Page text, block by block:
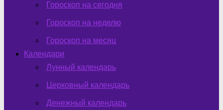
Гороскоп на сегодня
Гороскоп на неделю
Гороскоп на месяц
Календари
Лунный календарь
Церковный календарь
Денежный календарь